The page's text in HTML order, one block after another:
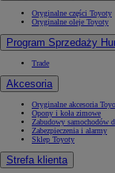
Oryginalne części Toyoty
Oryginalne oleje Toyoty
Program Sprzedaży
Trade
Akcesoria
Oryginalne akcesoria
Opony i koła zimowe
Zabudowy samochodów
Zabezpieczenia i alarmy
Sklep Toyoty
Strefa klienta